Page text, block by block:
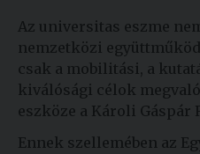
Az universitas eszme
nemzetközi
csak a mobilitási, a
kiválósági célok
eszköze a Károli Gáspár
Ennek szellemében az